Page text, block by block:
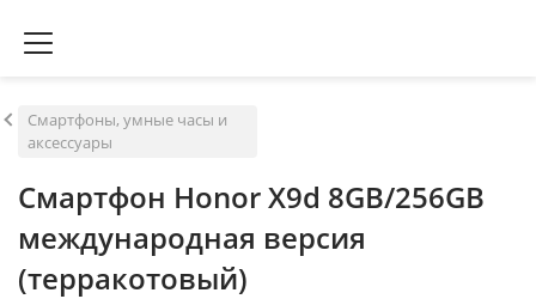
Смартфоны, умные часы и
аксессуары
Смартфон Honor X9d 8GB/256GB
международная версия
(терракотовый)